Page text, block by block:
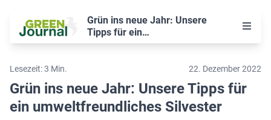
Grün ins neue Jahr: Unsere
Tipps für ein
umweltfreundliches Silvester
Natur
Nachhaltig leben
Lesezeit: 3 Min. 22. Dezember 2022
Grün ins neue Jahr: Unsere Tipps für
ein umweltfreundliches Silvester